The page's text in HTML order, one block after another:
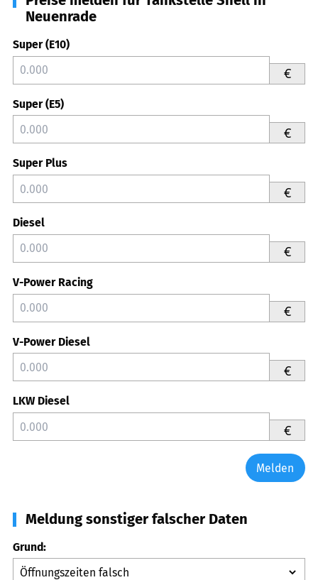
Neuenrade
Super (E10)
€
Super (E5)
€
Super Plus
€
Diesel
€
V-Power Racing
€
V-Power Diesel
€
LKW Diesel
€
Melden
Meldung sonstiger falscher Daten
Grund: